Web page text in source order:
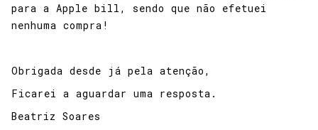
para a Apple bill, sendo que não efetuei
nenhuma compra!
Obrigada desde já pela atenção,
Ficarei a aguardar uma resposta.
Beatriz Soares